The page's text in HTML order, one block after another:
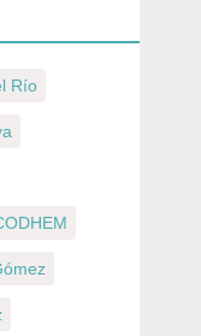
Río